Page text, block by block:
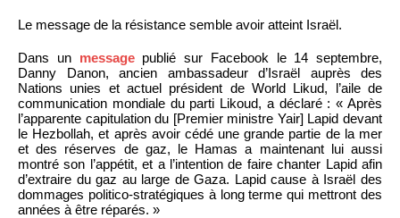
Le message de la résistance semble avoir atteint Israël.
Dans un messagepublié sur Facebook le 14 septembre,
Danny Danon, ancien ambassadeur d’Israël auprès des
Nations unies et actuel président de World Likud, l’aile de
communication mondiale du parti Likoud, a déclaré : « Après
l’apparente capitulation du [Premier ministre Yair] Lapid devant
le Hezbollah, et après avoir cédé une grande partie de la mer
et des réserves de gaz, le Hamas a maintenant lui aussi
montré son l’appétit, et a l’intention de faire chanter Lapid afin
d’extraire du gaz au large de Gaza. Lapid cause à Israël des
dommages politico-stratégiques à long terme qui mettront des
années à être réparés. »